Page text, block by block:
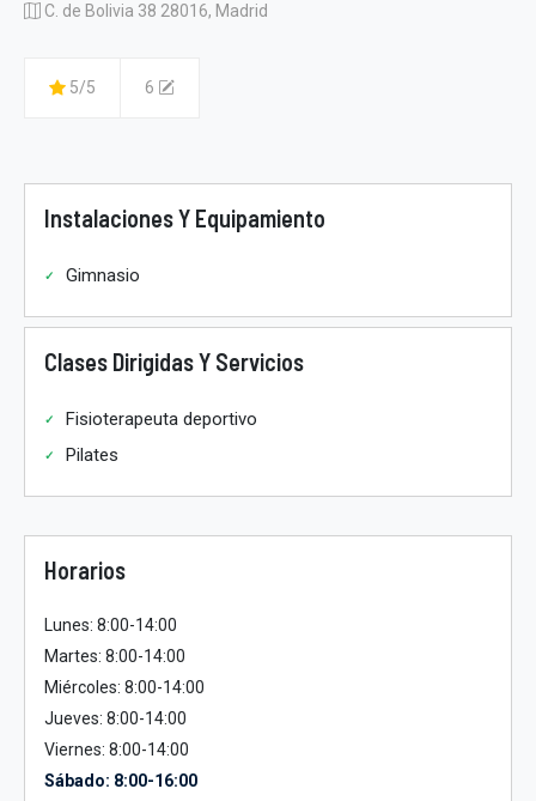
C. de Bolivia 38 28016, Madrid
5/5 6
Instalaciones Y Equipamiento
Gimnasio
Clases Dirigidas Y Servicios
Fisioterapeuta deportivo
Pilates
Horarios
Lunes: 8:00-14:00
Martes: 8:00-14:00
Miércoles: 8:00-14:00
Jueves: 8:00-14:00
Viernes: 8:00-14:00
Sábado: 8:00-16:00